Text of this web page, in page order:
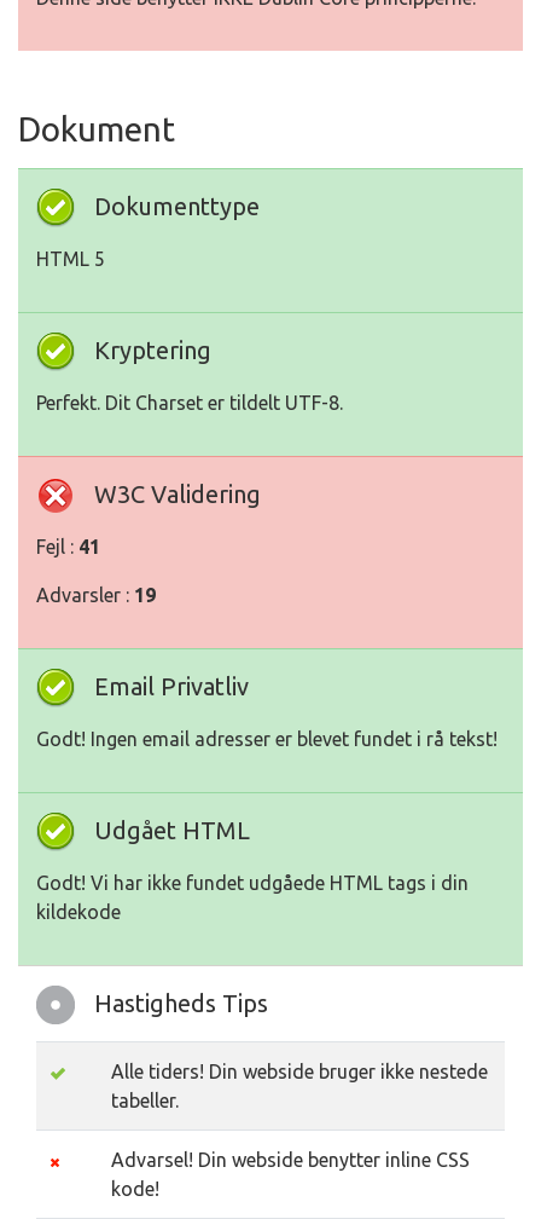
Dokument
Dokumenttype
HTML 5
Kryptering
Perfekt. Dit Charset er tildelt UTF-8.
W3C Validering
Fejl : 41
Advarsler : 19
Email Privatliv
Godt! Ingen email adresser er blevet fundet i rå tekst!
Udgået HTML
Godt! Vi har ikke fundet udgåede HTML tags i din
kildekode
Hastigheds Tips
Alle tiders! Din webside bruger ikke nestede
tabeller.
Advarsel! Din webside benytter inline CSS
kode!